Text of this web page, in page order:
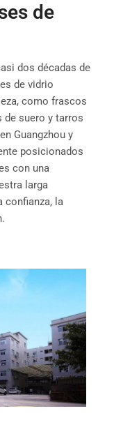
de
dos décadas de
de vidrio
como frascos
de suero y tarros
Guangzhou y
posicionados
con una
larga
confianza, la